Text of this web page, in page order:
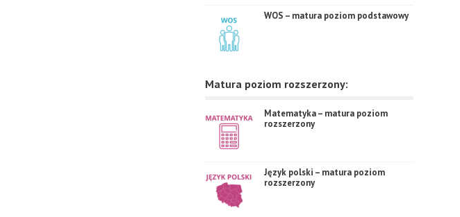
WOS – matura poziom podstawowy
Matura poziom rozszerzony:
Matematyka – matura poziom
rozszerzony
Język polski – matura poziom
rozszerzony